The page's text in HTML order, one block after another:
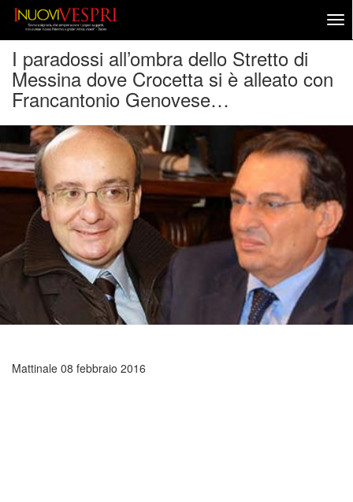
I paradossi all’ombra dello Stretto di
Messina dove Crocetta si è alleato con
Francantonio Genovese…
Mattinale 08 febbraio 2016